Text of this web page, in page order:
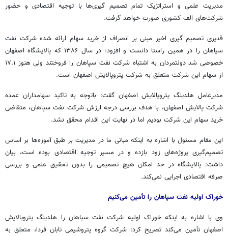
مدیریت علمی و استراتژیک تمام تصمیم گیری‌ها با توجیه اقتصادی و حضور
شرکت‌های الف کشوری صورت خواهد گرفت.
قدیری تصمیمگیری اخیر مبنی بر انصراف از خرید سهام ارائه شده شرکت نفت
سپاهان را در همین راستا دانست و افزود: در سال ۱۳۸۶ که پالایشگاه اصفهان
خصوصی شد دولتمردان به اشتباه شرکت نفت سپاهان را فروختند ولی هنوز ۱۷.۱
از سهام این شرکت متعلق به شرکت پتروپالایش اصفهان است.
مدیرعامل هلدینگ پتروپالایشاصفهان گفت: باتوجهبه تاکید سهامداران عمده
شرکت پالایش اصفهان، با هدف بررسی درجه ارزش شرکت نفت سپاهان، متقاضی
خرید سهام این شرکت بودیم اما در نهایت این اقدام محقق نشد.
این مقام مسئول با اشاره به اینکه مبانی ما در مدیریت بر طبق آموزه‌ها بر اساس
تصمیم‌گیری پروژه‌های زود بازده و در مسیر توجیه اقتصادی بوده است، بیان
داشت: پالایشگاه در حد امکان هیچ تصمیمی را بدون تحقیق علمی و بررسی
صرفه اقتصادی اجرایی نمی‌کند.
خوراک اولیه نفت سپاهان را تأمین می‌کنیم
وی با اشاره به اینکه خوراک اولیه شرکت نفت سپاهان را هلدینگ پتروپالایش
اصفهان تٱمین می‌کند تصریح کرد: شرکت گروه پتروشیمی تابان فردا، متعلق به